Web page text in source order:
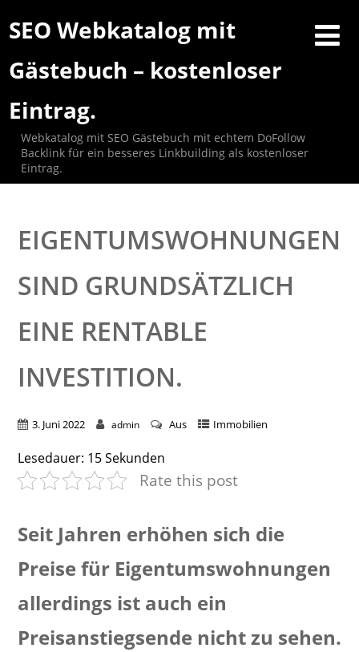
SEO Webkatalog mit
Gästebuch – kostenloser
Eintrag.
Webkatalog mit SEO Gästebuch mit echtem DoFollow
Backlink für ein besseres Linkbuilding als kostenloser
Eintrag.
EIGENTUMSWOHNUNGEN
SIND GRUNDSÄTZLICH
EINE RENTABLE
INVESTITION.
3. Juni 2022 admin Aus Immobilien
Lesedauer: 15Sekunden
Rate this post
Seit Jahren erhöhen sich die
Preise für Eigentumswohnungen
allerdings ist auch ein
Preisanstiegsende nicht zu sehen.